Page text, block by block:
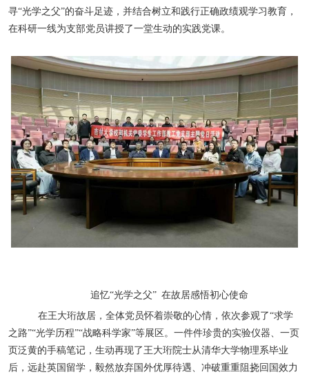
寻“光学之父”的奋斗足迹，并结合树立和践行正确政绩观学习教育，
在科研一线为支部党员讲授了一堂生动的实践党课。
追忆“光学之父” 在故居感悟初心使命
在王大珩故居，全体党员怀着崇敬的心情，依次参观了“求学
之路”“光学历程”“战略科学家”等展区。一件件珍贵的实验仪器、一页
页泛黄的手稿笔记，生动再现了王大珩院士从清华大学物理系毕业
后，远赴英国留学，毅然放弃国外优厚待遇、冲破重重阻挠回国效力